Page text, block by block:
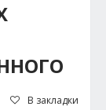
В закладки